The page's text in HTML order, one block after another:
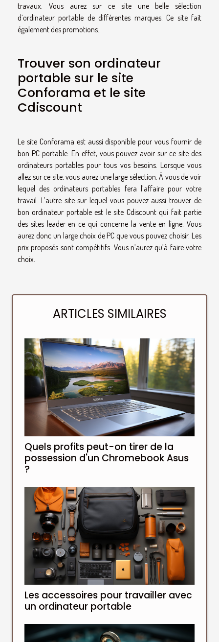
travaux. Vous aurez sur ce site une belle sélection
d’ordinateur portable de différentes marques. Ce site fait
également des promotions..
Trouver son ordinateur
portable sur le site
Conforama et le site
Cdiscount
Le site Conforama est aussi disponible pour vous fournir de
bon PC portable. En effet, vous pouvez avoir sur ce site des
ordinateurs portables pour tous vos besoins. Lorsque vous
allez sur ce site, vous aurez une large sélection. À vous de voir
lequel des ordinateurs portables fera l’affaire pour votre
travail. L’autre site sur lequel vous pouvez aussi trouver de
bon ordinateur portable est le site Cdiscount qui fait partie
des sites leader en ce qui concerne la vente en ligne. Vous
aurez donc un large choix de PC que vous pouvez choisir. Les
prix proposés sont compétitifs. Vous n’aurez qu’à faire votre
choix.
ARTICLES SIMILAIRES
Quels profits peut-on tirer de la
possession d'un Chromebook Asus
?
Les accessoires pour travailler avec
un ordinateur portable